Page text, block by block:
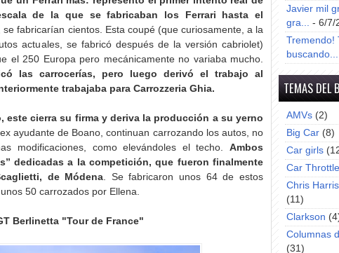
de la que se fabricaban los Ferrari hasta el
se fabricarían cientos. Esta coupé (que curiosamente, a la
actuales, se fabricó después de la versión cabriolet)
el 250 Europa pero mecánicamente no variaba mucho.
las carrocerías, pero luego derivó el trabajo al
trabajaba para Carrozzeria Ghia.
este cierra su firma y deriva la producción a su yerno
ayudante de Boano, continuan carrozando los autos, no
modificaciones, como elevándoles el techo. Ambos
dedicadas a la competición, que fueron finalmente
de Módena. Se fabricaron unos 64 de estos
50 carrozados por Ellena.
Berlinetta "Tour de France"
Javier mil
gra... - 6/7/
Tremendo!
buscando...
TEMAS DEL
AMVs (2)
Big Car (8)
Car girls
Car Throttle
Chris
(11)
Clarkson
Columnas
(31)